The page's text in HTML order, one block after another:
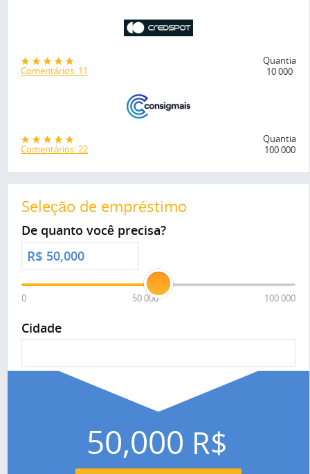
Comentários: 11
Quantia
10 000
Comentários: 22
Quantia
100 000
Seleção de empréstimo
De quanto você precisa?
R$
0 50 000 100 000
Cidade
50,000 R$